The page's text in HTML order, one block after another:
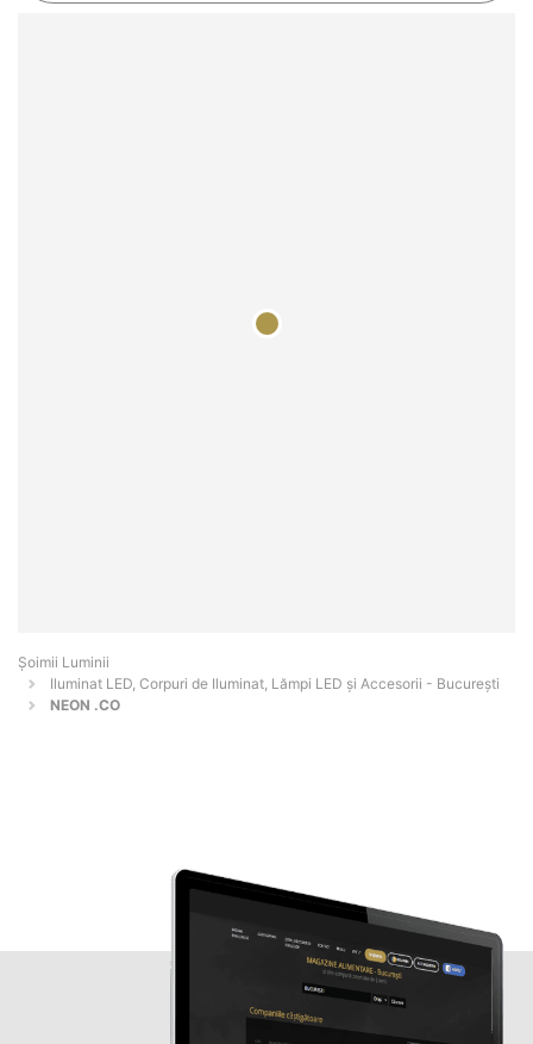
Șoimii Luminii
Iluminat LED, Corpuri de Iluminat, Lămpi LED și Accesorii - Bucureşti
NEON .CO